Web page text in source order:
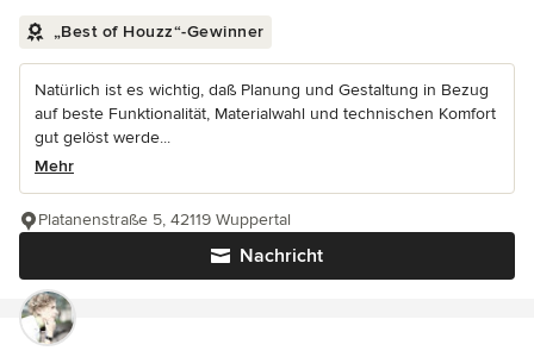
„Best of Houzz“-Gewinner
Natürlich ist es wichtig, daß Planung und Gestaltung in Bezug
auf beste Funktionalität, Materialwahl und technischen Komfort
gut gelöst werde...
Mehr
Nachricht
Platanenstraße 5, 42119 Wuppertal